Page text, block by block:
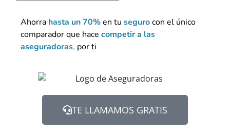
Ahorra hasta un 70%en tu segurocon el único
comparador que hace competir a las
aseguradoras, por ti
TE LLAMAMOS GRATIS